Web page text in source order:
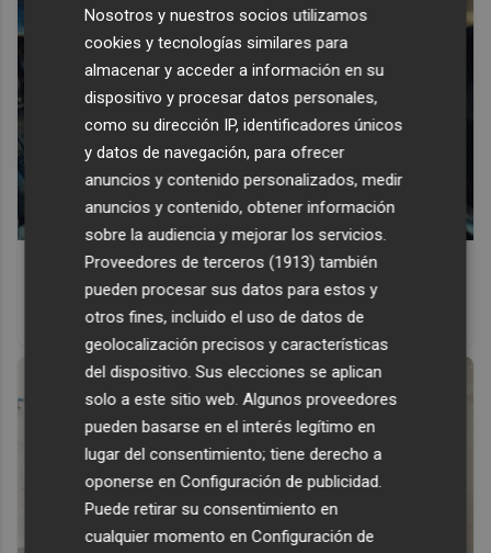
Pasaportes que abren puertas
Los pasaportes más poderosos del mundo, ¿está el
Nosotros y nuestros socios utilizamos
cookies y tecnologías similares para
almacenar y acceder a información en su
dispositivo y procesar datos personales,
como su dirección IP, identificadores únicos
y datos de navegación, para ofrecer
anuncios y contenido personalizados, medir
anuncios y contenido, obtener información
sobre la audiencia y mejorar los servicios.
Proveedores de terceros (1913) también
pueden procesar sus datos para estos y
otros fines, incluido el uso de datos de
geolocalización precisos y características
del dispositivo. Sus elecciones se aplican
solo a este sitio web. Algunos proveedores
pueden basarse en el interés legítimo en
lugar del consentimiento; tiene derecho a
oponerse enConfiguración de publicidad.
Puede retirar su consentimiento en
cualquier momento enConfiguración de